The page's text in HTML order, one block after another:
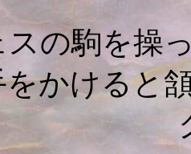
の駒を操
かけると